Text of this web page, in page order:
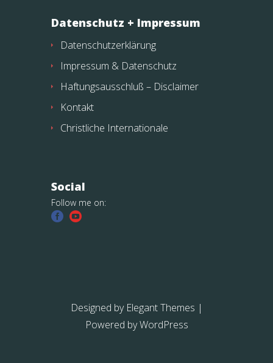
Datenschutz + Impressum
Datenschutzerklärung
Impressum & Datenschutz
Haftungsausschluß – Disclaimer
Kontakt
Christliche Internationale
Social
Follow me on:
Designed by Elegant Themes |
Powered byWordPress